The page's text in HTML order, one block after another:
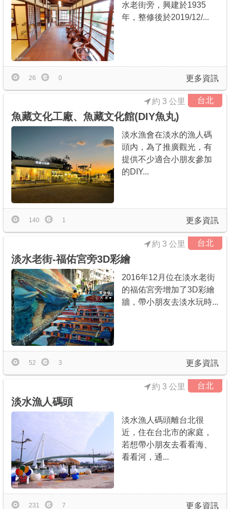
水老街旁，興建於1935
年，整修後於2019/12/...
更多資訊
26 0
台北
約 3 公里
魚藏文化工廠、魚藏文化館(DIY魚丸)
淡水漁會在淡水的漁人碼
頭內，為了推廣觀光，有
提供不少適合小朋友參加
的DIY...
更多資訊
140 1
台北
約 3 公里
淡水老街-福佑宮旁3D彩繪
2016年12月位在淡水老街
的福佑宮旁增加了3D彩繪
牆，帶小朋友去淡水玩時...
更多資訊
52 3
台北
約 3 公里
淡水漁人碼頭
淡水漁人碼頭離台北很
近，住在台北市的家庭，
若想帶小朋友去看看海、
看看河，通...
更多資訊
231 7